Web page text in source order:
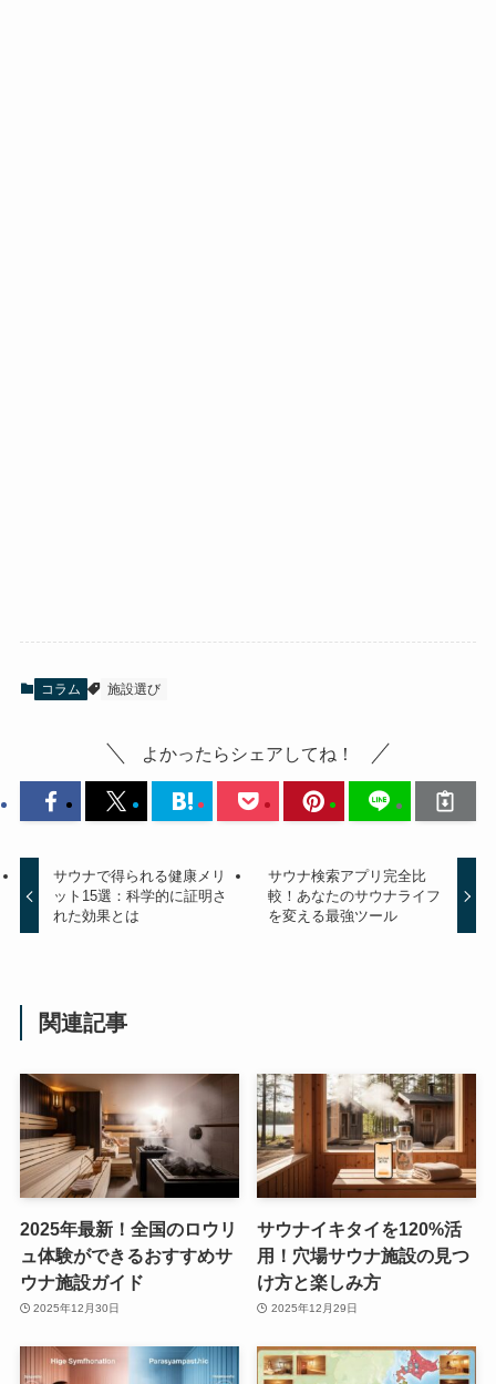
コラム 施設選び
よかったらシェアしてね！
サウナで得られる健康メリ
ット15選：科学的に証明さ
れた効果とは
サウナ検索アプリ完全比
較！あなたのサウナライフ
を変える最強ツール
関連記事
2025年最新！全国のロウリ
ュ体験ができるおすすめサ
ウナ施設ガイド
2025年12月30日
サウナイキタイを120%活
用！穴場サウナ施設の見つ
け方と楽しみ方
2025年12月29日